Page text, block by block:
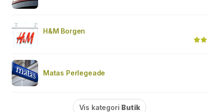
H&M Borgen
Matas Perlegeade
Vis kategori Butik